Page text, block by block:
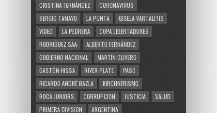
CRISTINA FERNÁNDEZ
CORONAVIRUS
SERGIO TAMAYO
LA PUNTA
GISELA VARTALITIS
VIDEO
LA PEDRERA
COPA LIBERTADORES
RODRIGUEZ SAA
ALBERTO FERNÁNDEZ
GOBIERNO NACIONAL
MARTÍN OLIVERO
GASTÓN HISSA
RIVER PLATE
PASO
RICARDO ANDRÉ BAZLA
KIRCHNERISMO
BOCA JUNIORS
CORRUPCION JUSTICIA
SALUD
PRIMERA DIVISION
ARGENTINA